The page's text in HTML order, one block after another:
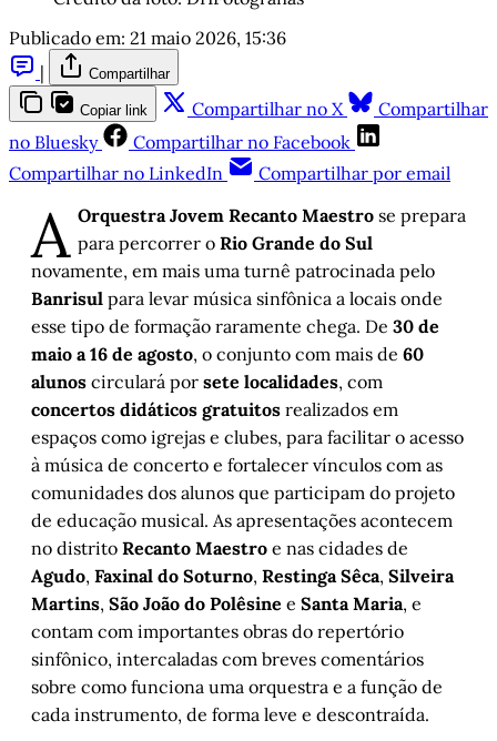
Publicado em: 21 maio 2026, 15:36
|
Compartilhar
Copiar link Compartilhar no X
Compartilhar
no Bluesky
Compartilhar no Facebook
Compartilhar no LinkedIn
Compartilhar por email
A Orquestra Jovem Recanto Maestro se prepara
para percorrer o Rio Grande do Sul
novamente, em mais uma turnê patrocinada pelo
Banrisul para levar música sinfônica a locais onde
esse tipo de formação raramente chega. De 30 de
maio a 16 de agosto, o conjunto com mais de 60
alunos circulará por sete localidades, com
concertos didáticos gratuitos realizados em
espaços como igrejas e clubes, para facilitar o acesso
à música de concerto e fortalecer vínculos com as
comunidades dos alunos que participam do projeto
de educação musical. As apresentações acontecem
no distrito Recanto Maestro e nas cidades de
Agudo, Faxinal do Soturno, Restinga Sêca, Silveira
Martins, São João do Polêsine e Santa Maria, e
contam com importantes obras do repertório
sinfônico, intercaladas com breves comentários
sobre como funciona uma orquestra e a função de
cada instrumento, de forma leve e descontraída.